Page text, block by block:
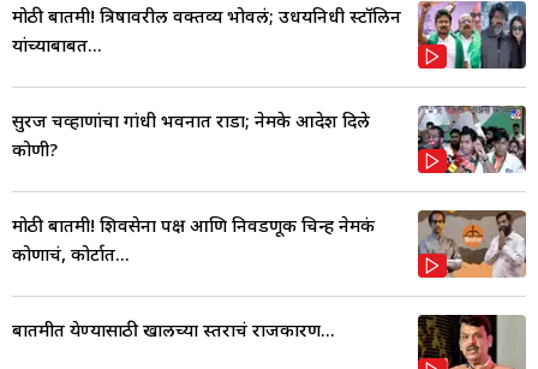
मोठी बातमी! त्रिषावरील वक्तव्य भोवलं; उधयनिधी स्टॉलिन
यांच्याबाबत...
सुरज चव्हाणांचा गांधी भवनात राडा; नेमके आदेश दिले
कोणी?
मोठी बातमी! शिवसेना पक्ष आणि निवडणूक चिन्ह नेमकं
कोणाचं, कोर्टात...
बातमीत येण्यासाठी खालच्या स्तराचं राजकारण...